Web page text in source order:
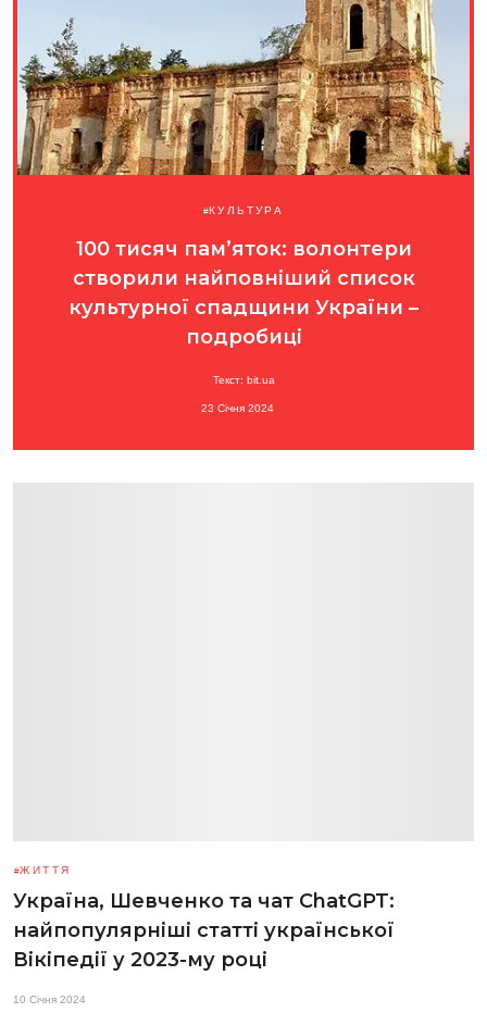
КУЛЬТУРА
100 тисяч пам’яток: волонтери
створили найповніший список
культурної спадщини України –
подробиці
Текст: bit.ua
23 Січня 2024
ЖИТТЯ
Україна, Шевченко та чат ChatGPT:
найпопулярніші статті української
Вікіпедії у 2023-му році
10 Січня 2024